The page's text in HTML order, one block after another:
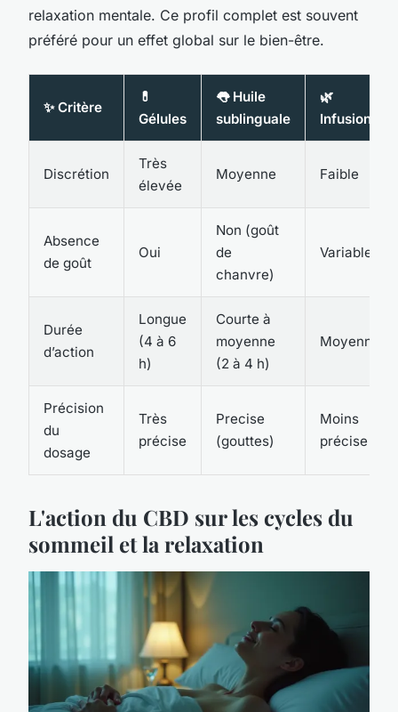
relaxation mentale. Ce profil complet est souvent
préféré pour un effet global sur le bien-être.
✨ Critère
💊
Gélules
👅 Huile
sublinguale
🌿
Infusion
Discrétion
Très
élevée
Moyenne Faible
Absence
de goût
Oui
Non (goût
de
chanvre)
Variable
Durée
d’action
Longue
(4 à 6
h)
Courte à
moyenne
(2 à 4 h)
Moyenne
Précision
du
dosage
Très
précise
Precise
(gouttes)
Moins
précise
L'action du CBD sur les cycles du
sommeil et la relaxation